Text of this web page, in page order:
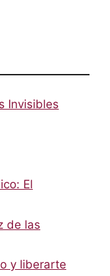
Invisibles
El
de las
y liberarte